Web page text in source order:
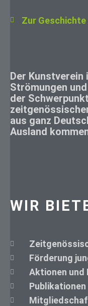
Zur
Der
Strömungen
der
aus ganz
Ausland
WIR
Förderung
Aktionen und
Publikationen